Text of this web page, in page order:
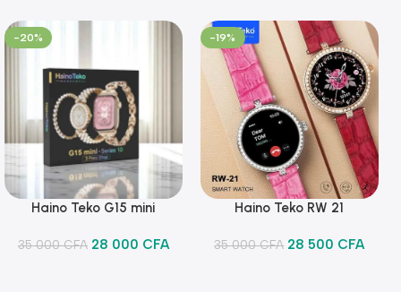
-20%
Ajouter Au Panier
Haino Teko G15 mini
35 000CFA 28 000 CFA
-19%
Ajouter Au Panier
Haino Teko RW 21
35 000CFA 28 500 CFA